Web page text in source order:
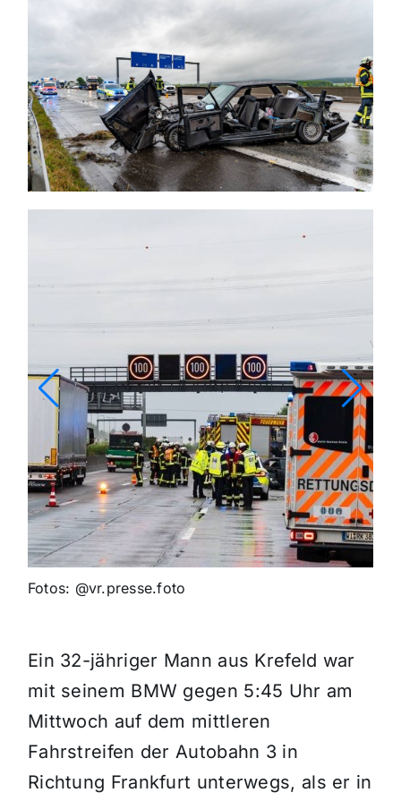
Themen und Termine
Gewinnspiele
Fotos: @vr.presse.foto
Ein 32-jähriger Mann aus Krefeld war
mit seinem BMW gegen 5:45 Uhr am
Mittwoch auf dem mittleren
Fahrstreifen der Autobahn 3 in
Richtung Frankfurt unterwegs, als er in